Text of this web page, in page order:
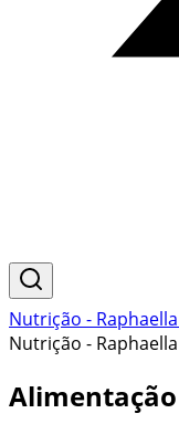
Nutrição -
Nutrição -
Alimentação